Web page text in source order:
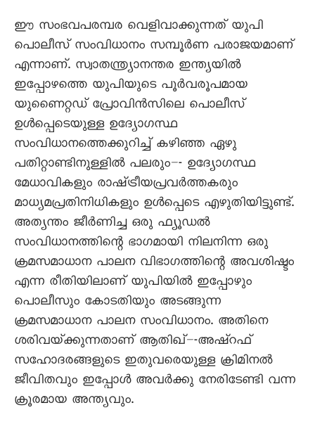
ഈ സംഭവപരമ്പര വെളിവാക്കുന്നത്‌ യുപി
പൊലീസ്‌ സംവിധാനം സമ്പൂർണ പരാജയമാണ്
എന്നാണ്‌. സ്വാതന്ത്ര്യാനന്തര ഇന്ത്യയിൽ
ഇപ്പോഴത്തെ യുപിയുടെ പൂർവരൂപമായ
യുണെെറ്റഡ്‌ പ്രോവിൻസിലെ പൊലീസ്‌
ഉൾപ്പെടെയുള്ള ഉദ്യോഗസ്ഥ
സംവിധാനത്തെക്കുറിച്ച്‌ കഴിഞ്ഞ ഏഴു
പതിറ്റാണ്ടിനുള്ളിൽ പലരും–- ഉദ്യോഗസ്ഥ
മേധാവികളും രാഷ്‌ട്രീയപ്രവർത്തകരും
മാധ്യമപ്രതിനിധികളും ഉൾപ്പെടെ എഴുതിയിട്ടുണ്ട്‌.
അത്യന്തം ജീർണിച്ച ഒരു ഫ്യൂഡൽ
സംവിധാനത്തിന്റെ ഭാഗമായി നിലനിന്ന ഒരു
ക്രമസമാധാന പാലന വിഭാഗത്തിന്റെ അവശിഷ്ടം
എന്ന രീതിയിലാണ്‌ യുപിയിൽ ഇപ്പോഴും
പൊലീസും കോടതിയും അടങ്ങുന്ന
ക്രമസമാധാന പാലന സംവിധാനം. അതിനെ
ശരിവയ്‌ക്കുന്നതാണ്‌ ആതിഖ്‌–-അഷ്‌റഫ്‌
സഹോദരങ്ങളുടെ ഇതുവരെയുള്ള ക്രിമിനൽ
ജീവിതവും ഇപ്പോൾ അവർക്കു നേരിടേണ്ടി വന്ന
ക്രൂരമായ അന്ത്യവും.